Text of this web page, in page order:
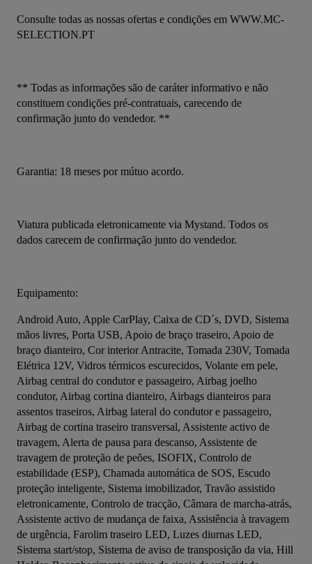
Consulte todas as nossas ofertas e condições em WWW.MC-
SELECTION.PT
** Todas as informações são de caráter informativo e não
constituem condições pré-contratuais, carecendo de
confirmação junto do vendedor. **
Garantia: 18 meses por mútuo acordo.
Viatura publicada eletronicamente via Mystand. Todos os
dados carecem de confirmação junto do vendedor.
Equipamento:
Android Auto, Apple CarPlay, Caixa de CD´s, DVD, Sistema
mãos livres, Porta USB, Apoio de braço traseiro, Apoio de
braço dianteiro, Cor interior Antracite, Tomada 230V, Tomada
Elétrica 12V, Vidros térmicos escurecidos, Volante em pele,
Airbag central do condutor e passageiro, Airbag joelho
condutor, Airbag cortina dianteiro, Airbags dianteiros para
assentos traseiros, Airbag lateral do condutor e passageiro,
Airbag de cortina traseiro transversal, Assistente activo de
travagem, Alerta de pausa para descanso, Assistente de
travagem de proteção de peões, ISOFIX, Controlo de
estabilidade (ESP), Chamada automática de SOS, Escudo
proteção inteligente, Sistema imobilizador, Travão assistido
eletronicamente, Controlo de tracção, Câmara de marcha-atrás,
Assistente activo de mudança de faixa, Assistência à travagem
de urgência, Farolim traseiro LED, Luzes diurnas LED,
Sistema start/stop, Sistema de aviso de transposição da via, Hill